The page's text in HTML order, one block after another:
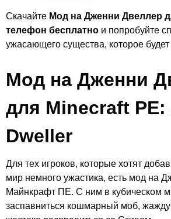
Скачайте Мод на Дженни Двеллер
телефон бесплатно и попробуйте
ужасающего существа, которое будет
Мод на Дженни
для Minecraft
Dweller
Для тех игроков, которые хотят
мир немного ужастика, есть мод на
Майнкрафт ПЕ. С ним в кубическом
заспавниться кошмарный моб,